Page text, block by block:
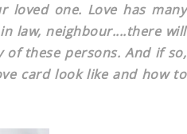
one. Love has many
law, neighbour....there will
these persons. And if so,
card look like and how to